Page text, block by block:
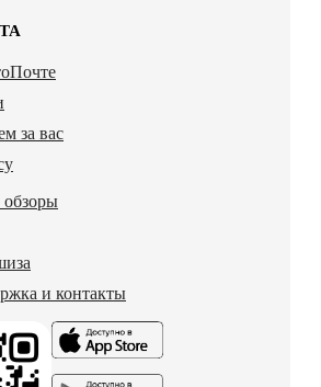
за вас
и контакты